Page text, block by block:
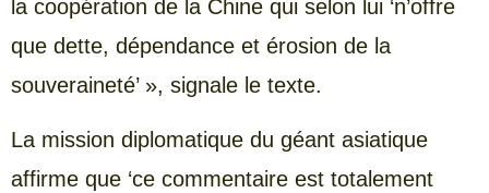
la coopération de la Chine qui selon lui ‘n’offre
que dette, dépendance et érosion de la
souveraineté’ », signale le texte.
La mission diplomatique du géant asiatique
affirme que ‘ce commentaire est totalement